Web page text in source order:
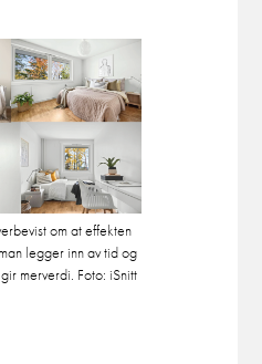
om at effekten
legger inn av tid og
merverdi. Foto: iSnitt